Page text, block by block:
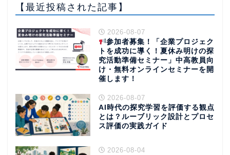
【最近投稿された記事】
2026-08-07
参加者募集！「企業プロジェク
トを成功に導く！夏休み明けの探
究活動準備セミナー」中高教員向
け・無料オンラインセミナーを開
催します！
2026-08-07
AI時代の探究学習を評価する観点
とは？ルーブリック設計とプロセ
ス評価の実践ガイド
2026-08-04